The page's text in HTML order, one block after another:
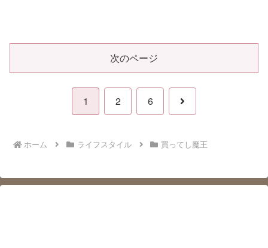
次のページ
1 2 6
次
ホーム ライフスタイル 買ってし魔王